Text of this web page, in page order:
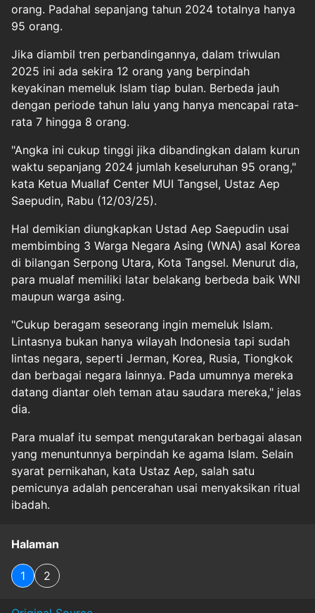
orang. Padahal sepanjang tahun 2024 totalnya hanya
95 orang.
Jika diambil tren perbandingannya, dalam triwulan
2025 ini ada sekira 12 orang yang berpindah
keyakinan memeluk Islam tiap bulan. Berbeda jauh
dengan periode tahun lalu yang hanya mencapai rata-
rata 7 hingga 8 orang.
"Angka ini cukup tinggi jika dibandingkan dalam kurun
waktu sepanjang 2024 jumlah keseluruhan 95 orang,"
kata Ketua Muallaf Center MUI Tangsel, Ustaz Aep
Saepudin, Rabu (12/03/25).
Hal demikian diungkapkan Ustad Aep Saepudin usai
membimbing 3 Warga Negara Asing (WNA) asal Korea
di bilangan Serpong Utara, Kota Tangsel. Menurut dia,
para mualaf memiliki latar belakang berbeda baik WNI
maupun warga asing.
"Cukup beragam seseorang ingin memeluk Islam.
Lintasnya bukan hanya wilayah Indonesia tapi sudah
lintas negara, seperti Jerman, Korea, Rusia, Tiongkok
dan berbagai negara lainnya. Pada umumnya mereka
datang diantar oleh teman atau saudara mereka," jelas
dia.
Para mualaf itu sempat mengutarakan berbagai alasan
yang menuntunnya berpindah ke agama Islam. Selain
syarat pernikahan, kata Ustaz Aep, salah satu
pemicunya adalah pencerahan usai menyaksikan ritual
ibadah.
Halaman
1 2